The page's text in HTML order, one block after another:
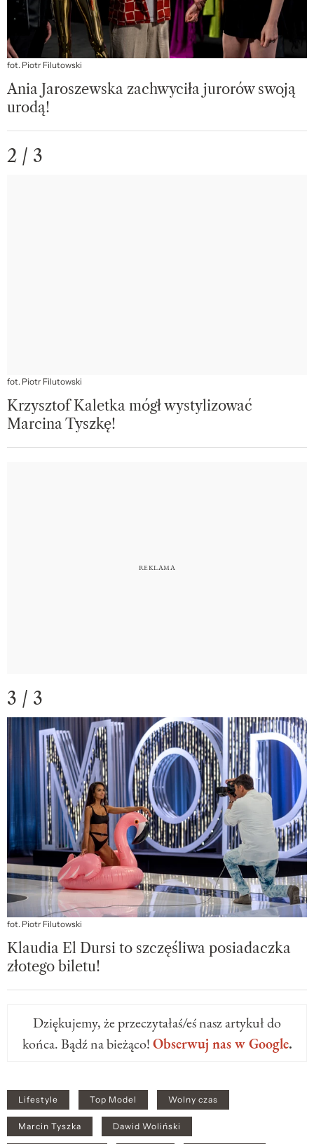
fot. Piotr Filutowski
Ania Jaroszewska zachwyciła jurorów swoją
urodą!
2 / 3
fot. Piotr Filutowski
Krzysztof Kaletka mógł wystylizować
Marcina Tyszkę!
3 / 3
fot. Piotr Filutowski
Klaudia El Dursi to szczęśliwa posiadaczka
złotego biletu!
Dziękujemy, że przeczytałaś/eś nasz artykuł do
końca. Bądź na bieżąco!Obserwuj nas w Google.
Lifestyle Top Model Wolny czas
Marcin Tyszka Dawid Woliński